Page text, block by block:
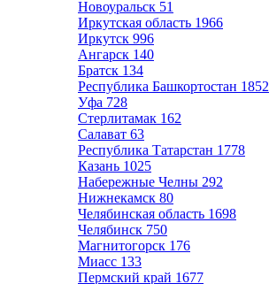
Новоуральск 51
Иркутская область 1966
Иркутск 996
Ангарск 140
Братск 134
Республика Башкортостан 1852
Уфа 728
Стерлитамак 162
Салават 63
Республика Татарстан 1778
Казань 1025
Набережные Челны 292
Нижнекамск 80
Челябинская область 1698
Челябинск 750
Магнитогорск 176
Миасс 133
Пермский край 1677